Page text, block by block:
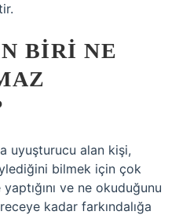
BIRI NE
uyuşturucu alan kişi,
bilmek için çok
ve ne okuduğunu
kadar farkındalığa